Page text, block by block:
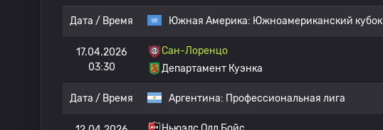
Дата / Время Южная Америка: Южноамериканский кубок
17.04.2026
03:30
Сан-Лоренцо
Департамент Куэнка
Дата / Время Аргентина: Профессиональная лига